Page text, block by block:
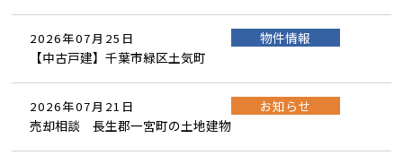
2026年07月25日
物件情報
【中古戸建】千葉市緑区土気町
2026年07月21日
お知らせ
売却相談 長生郡一宮町の土地建物